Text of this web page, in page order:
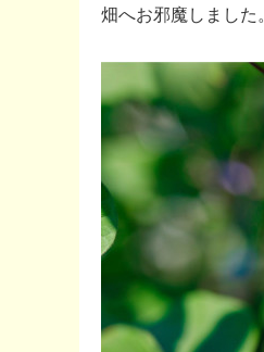
畑へお邪魔しました。